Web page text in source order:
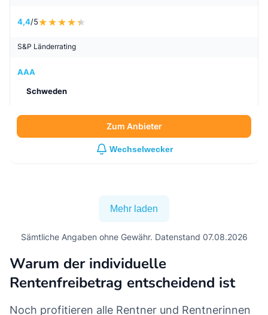
4,4/5
S&P Länderrating
AAA
Schweden
Zum Anbieter
Wechselwecker
Mehr laden
Sämtliche Angaben ohne Gewähr. Datenstand 07.08.2026
Warum der individuelle
Rentenfreibetrag entscheidend ist
Noch profitieren alle Rentner und Rentnerinnen